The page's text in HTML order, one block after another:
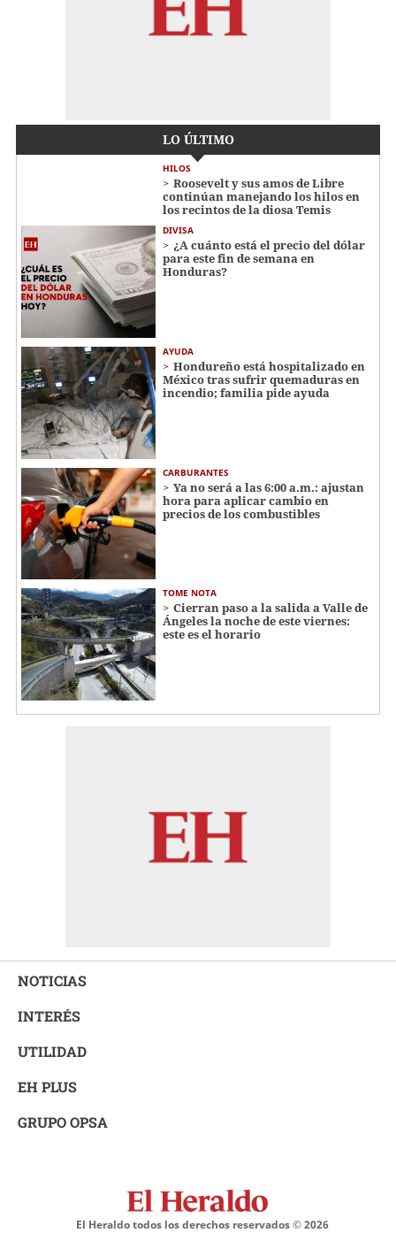
LO ÚLTIMO
HILOS
Roosevelt y sus amos de Libre
continúan manejando los hilos en
los recintos de la diosa Temis
DIVISA
¿A cuánto está el precio del dólar
para este fin de semana en
Honduras?
AYUDA
Hondureño está hospitalizado en
México tras sufrir quemaduras en
incendio; familia pide ayuda
CARBURANTES
Ya no será a las 6:00 a.m.: ajustan
hora para aplicar cambio en
precios de los combustibles
TOME NOTA
Cierran paso a la salida a Valle de
Ángeles la noche de este viernes:
este es el horario
NOTICIAS
INTERÉS
UTILIDAD
EH PLUS
GRUPO OPSA
El Heraldo todos los derechos reservados ©2026